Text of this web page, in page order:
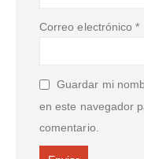
Correo electrónico*
Guardar mi
en este navegador
comentario.